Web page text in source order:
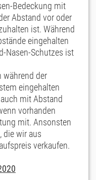
Bedeckung mit
Abstand vor oder
ist. Während
eingehalten
Nasen-Schutzes ist
während der
eingehalten
mit Abstand
vorhanden
mit. Ansonsten
die wir aus
verkaufen.